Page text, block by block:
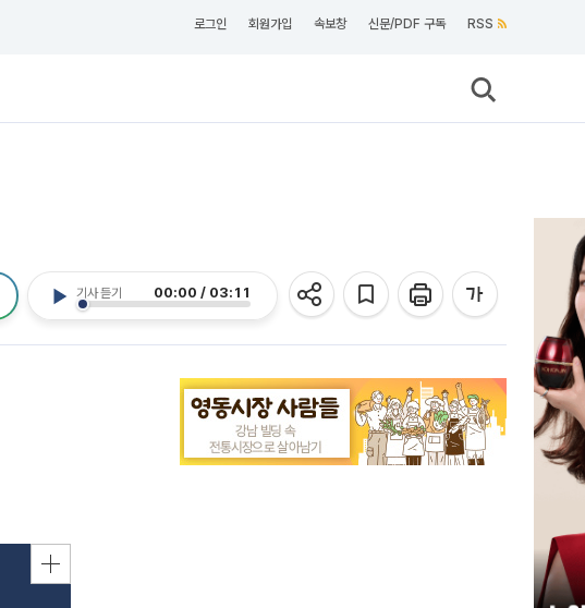
로그인 회원가입 속보창 신문/PDF 구독 RSS
기사 듣기 00:00 / 03:11